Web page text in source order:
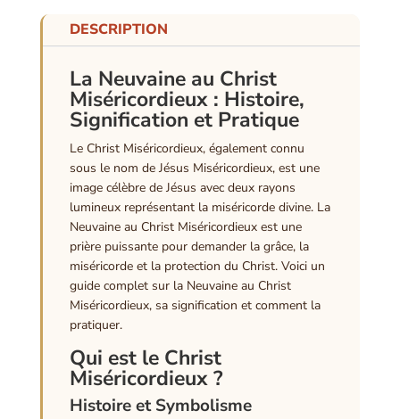
DESCRIPTION
La Neuvaine au Christ
Miséricordieux : Histoire,
Signification et Pratique
Le Christ Miséricordieux, également connu
sous le nom de Jésus Miséricordieux, est une
image célèbre de Jésus avec deux rayons
lumineux représentant la miséricorde divine. La
Neuvaine au Christ Miséricordieux est une
prière puissante pour demander la grâce, la
miséricorde et la protection du Christ. Voici un
guide complet sur la Neuvaine au Christ
Miséricordieux, sa signification et comment la
pratiquer.
Qui est le Christ
Miséricordieux ?
Histoire et Symbolisme